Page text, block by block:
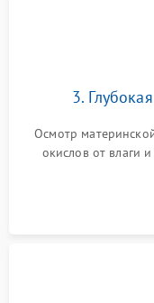
3.
Осмотр
окислов от влаги
дежурных